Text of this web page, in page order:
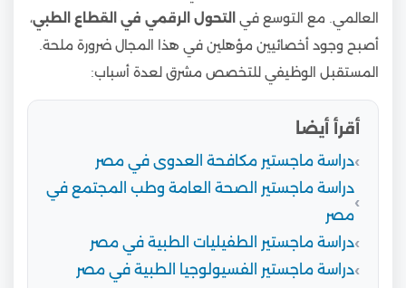
العالمي. مع التوسع في
التحول الرقمي في القطاع الطبي،
أصبح وجود أخصائيين مؤهلين في هذا المجال ضرورة ملحة.
المستقبل الوظيفي للتخصص مشرق لعدة أسباب:
أقرأ أيضا
دراسة ماجستير مكافحة العدوى في مصر
دراسة ماجستير الصحة العامة وطب المجتمع في
مصر
دراسة ماجستير الطفيليات الطبية في مصر
دراسة ماجستير الفسيولوجيا الطبية في مصر